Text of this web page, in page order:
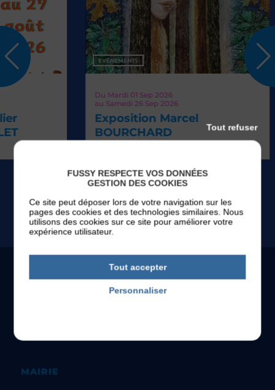
EVÉNEMENTS
Mardi 01 Sep 2026
Samedi 26 Sep 2026
Exposition Marcel
BOURCHARD
MAIRIE
FUSSY RESPECTE VOS DONNÉES
GESTION DES COOKIES
Ce site peut déposer lors de votre navigation sur les
pages des cookies et des technologies similaires. Nous
utilisons des cookies sur ce site pour améliorer votre
expérience utilisateur.
Tout accepter
Tout refuser
Personnaliser